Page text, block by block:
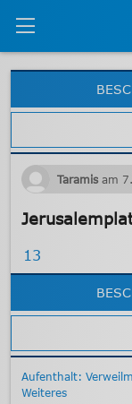
Taramis am
13
Aufenthalt:
Weiteres